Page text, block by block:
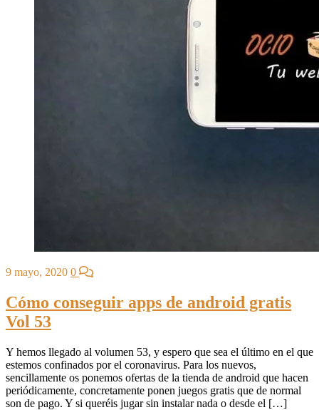
9 mayo, 2020 0
Cómo conseguir apps de android gratis
Vol 53
Y hemos llegado al volumen 53, y espero que sea el último en el que
estemos confinados por el coronavirus. Para los nuevos,
sencillamente os ponemos ofertas de la tienda de android que hacen
periódicamente, concretamente ponen juegos gratis que de normal
son de pago. Y si queréis jugar sin instalar nada o desde el […]